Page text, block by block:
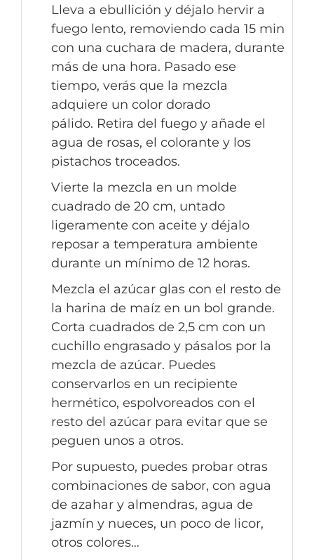
Lleva a ebullición y déjalo hervir a
fuego lento, removiendo cada 15 min
con una cuchara de madera, durante
más de una hora. Pasado ese
tiempo, verás que la mezcla
adquiere un color dorado
pálido. Retira del fuego y añade el
agua de rosas, el colorante y los
pistachos troceados.
Vierte la mezcla en un molde
cuadrado de 20 cm, untado
ligeramente con aceite y déjalo
reposar a temperatura ambiente
durante un mínimo de 12 horas.
Mezcla el azúcar glas con el resto de
la harina de maíz en un bol grande.
Corta cuadrados de 2,5 cm con un
cuchillo engrasado y pásalos por la
mezcla de azúcar. Puedes
conservarlos en un recipiente
hermético, espolvoreados con el
resto del azúcar para evitar que se
peguen unos a otros.
Por supuesto, puedes probar otras
combinaciones de sabor, con agua
de azahar y almendras, agua de
jazmín y nueces, un poco de licor,
otros colores…